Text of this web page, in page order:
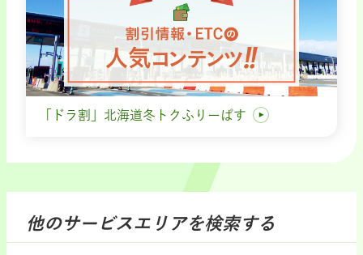
「ドラ割」北海道冬トクふりーぱす
他のサービスエリアを検索する